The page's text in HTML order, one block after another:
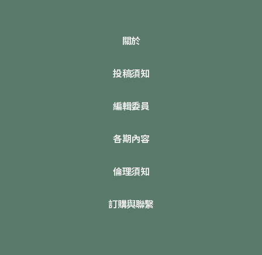
關於
投稿須知
編輯委員
各期內容
倫理須知
訂購與聯繫